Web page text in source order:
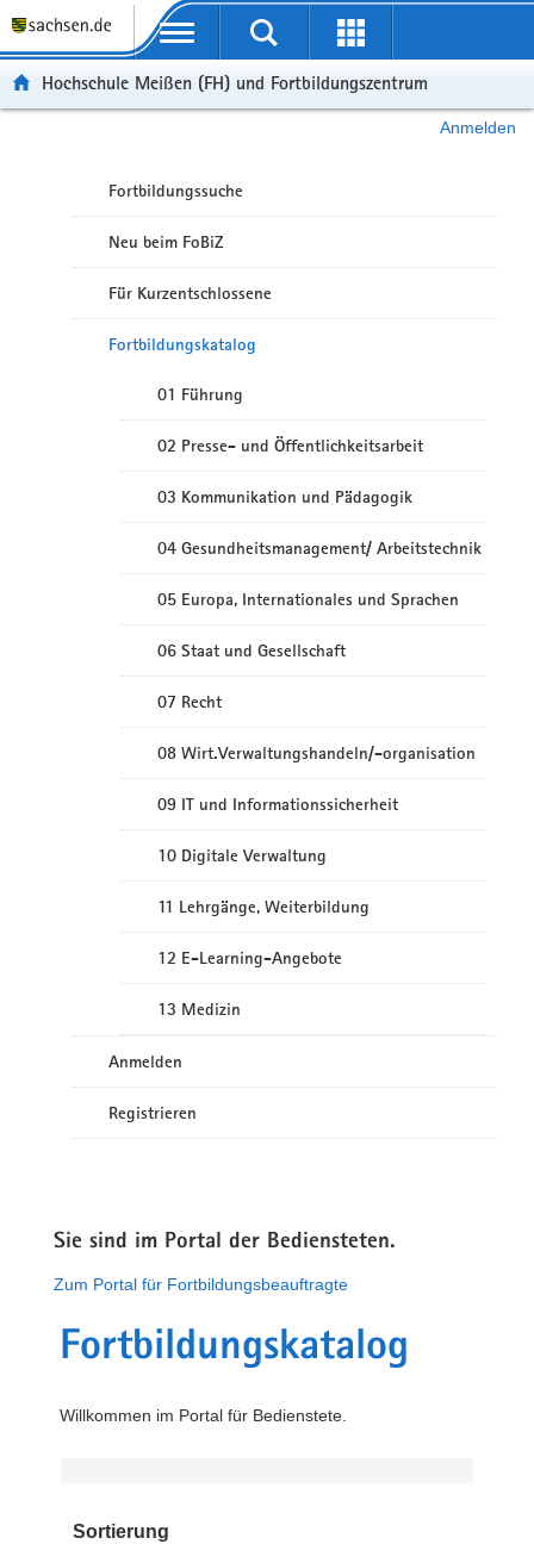
Portalübergreifende Navigation
Hochschule Meißen (FH) und Fortbildungszentrum
Anmelden
Fortbildungssuche
Neu beim FoBiZ
Für Kurzentschlossene
Fortbildungskatalog
01 Führung
02 Presse- und Öffentlichkeitsarbeit
03 Kommunikation und Pädagogik
04 Gesundheitsmanagement/ Arbeitstechnik
05 Europa, Internationales und Sprachen
06 Staat und Gesellschaft
07 Recht
08 Wirt.Verwaltungshandeln/-organisation
09 IT und Informationssicherheit
10 Digitale Verwaltung
11 Lehrgänge, Weiterbildung
12 E-Learning-Angebote
13 Medizin
Anmelden
Registrieren
Sie sind im Portal der Bediensteten.
Zum Portal für Fortbildungsbeauftragte
Fortbildungskatalog
Willkommen im Portal für Bedienstete.
Sortierung